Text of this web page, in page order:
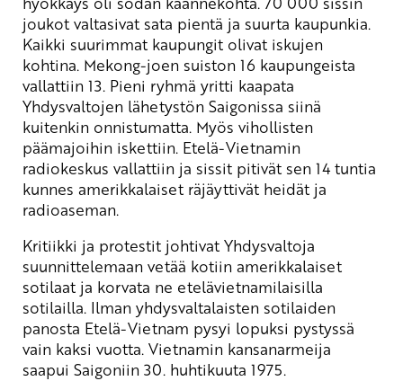
joukot valtasivat sata pientä ja suurta kaupunkia.
Kaikki suurimmat kaupungit olivat iskujen
kohtina. Mekong-joen suiston 16 kaupungeista
vallattiin 13. Pieni ryhmä yritti kaapata
Yhdysvaltojen lähetystön Saigonissa siinä
kuitenkin onnistumatta. Myös vihollisten
päämajoihin iskettiin. Etelä-Vietnamin
radiokeskus vallattiin ja sissit pitivät sen 14 tuntia
kunnes amerikkalaiset räjäyttivät heidät ja
radioaseman.
Kritiikki ja protestit johtivat Yhdysvaltoja
suunnittelemaan vetää kotiin amerikkalaiset
sotilaat ja korvata ne etelävietnamilaisilla
sotilailla. Ilman yhdysvaltalaisten sotilaiden
panosta Etelä-Vietnam pysyi lopuksi pystyssä
vain kaksi vuotta. Vietnamin kansanarmeija
saapui Saigoniin 30. huhtikuuta 1975.